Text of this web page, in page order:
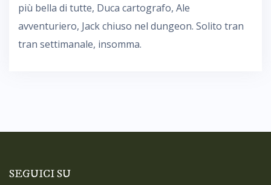
più bella di tutte, Duca cartografo, Ale
avventuriero, Jack chiuso nel dungeon. Solito tran
tran settimanale, insomma.
SEGUICI SU